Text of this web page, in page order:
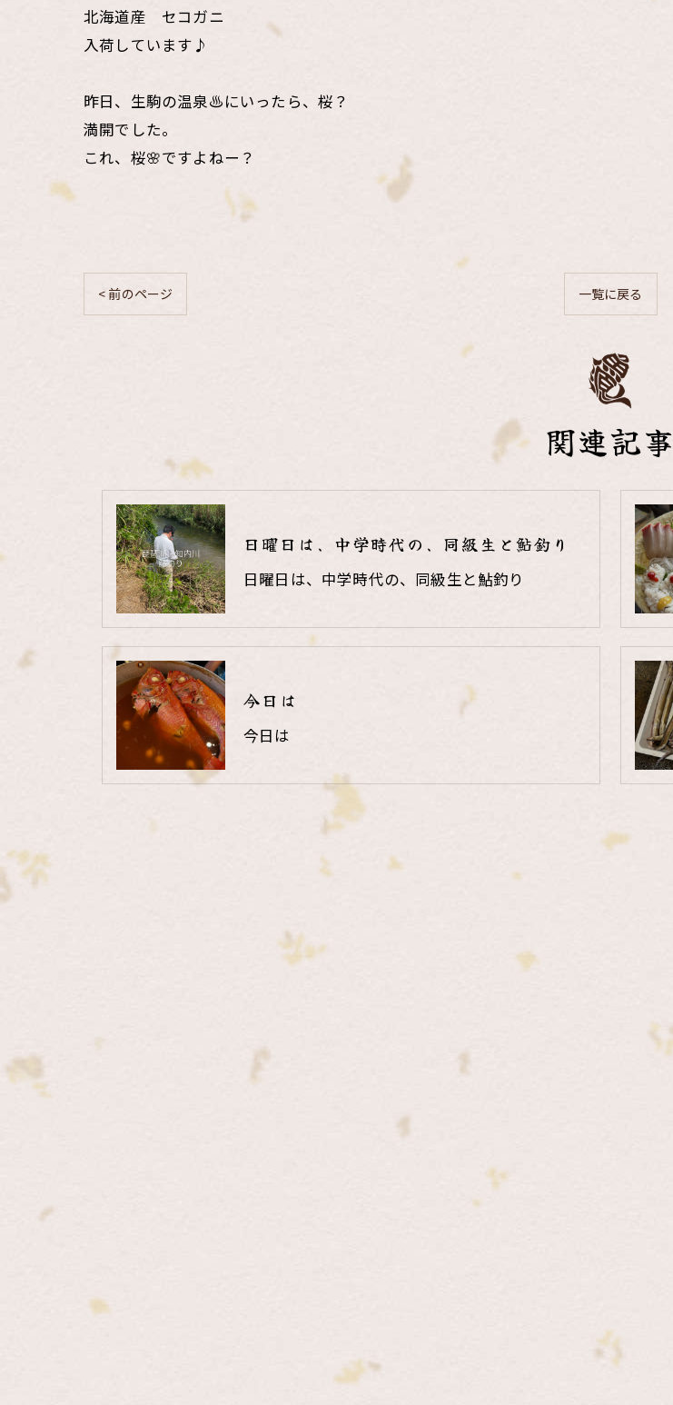
北海道産 セコガニ
入荷しています♪
昨日、生駒の温泉♨️にいったら、桜？
満開でした。
これ、桜🌸ですよねー？
< 前のページ 一覧に戻る
関連記事
日曜日は、中学時代の、同級生と鮎釣り
日曜日は、中学時代の、同級生と鮎釣り
今日は
今日は